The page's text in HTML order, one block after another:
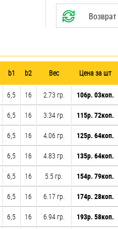
Возврат
b1 b2 Вес Цена за шт
6,5 16 2.73 гр. 106р. 03коп.
6,5 16 3.34 гр. 115р. 72коп.
6,5 16 4.06 гр. 125р. 64коп.
6,5 16 4.83 гр. 135р. 64коп.
6,5 16 5.5 гр. 154р. 79коп.
6,5 16 6.17 гр. 174р. 28коп.
6,5 16 6.94 гр. 193р. 58коп.